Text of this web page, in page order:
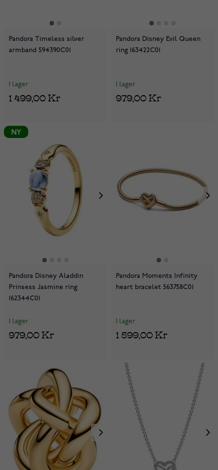
Pandora Timeless silver
armband 594390C01
I lager
1 499,00 Kr
Pandora Disney Evil Queen
ring 163422C01
I lager
979,00 Kr
NY
Pandora Disney Aladdin
Prinsess Jasmine ring
162344C01
I lager
979,00 Kr
Pandora Moments Infinity
heart bracelet 563758C01
I lager
1 599,00 Kr